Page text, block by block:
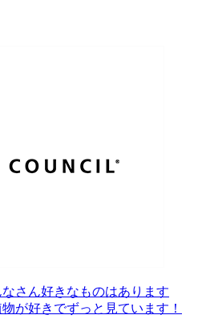
さん好きなものはあります
が好きでずっと見ています！